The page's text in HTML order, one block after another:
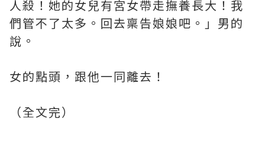
人殺！她的女兒有宮女帶走撫養長大！我
們管不了太多。回去稟告娘娘吧。」男的
說。
女的點頭，跟他一同離去！
（全文完）